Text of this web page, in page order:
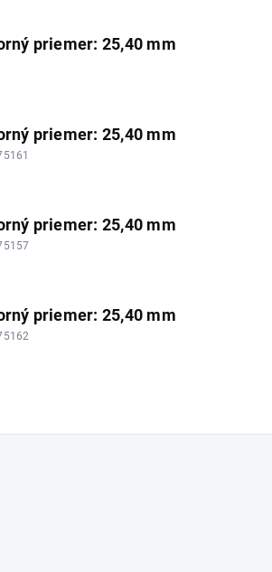
priemer: 25,40 mm
priemer: 25,40 mm
priemer: 25,40 mm
priemer: 25,40 mm